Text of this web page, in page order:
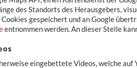
des Standorts des Herausgebers,
gespeichert und an Google
entnommen werden. An dieser Stelle
eingebettete Videos, welche auf